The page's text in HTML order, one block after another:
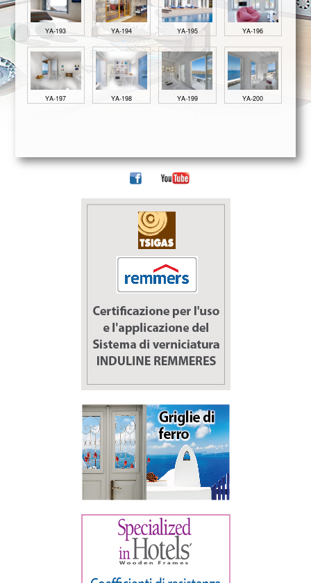
ΥΑ-193 ΥΑ-194 ΥΑ-195 ΥΑ-196
ΥΑ-197 ΥΑ-198 ΥΑ-199 ΥΑ-200